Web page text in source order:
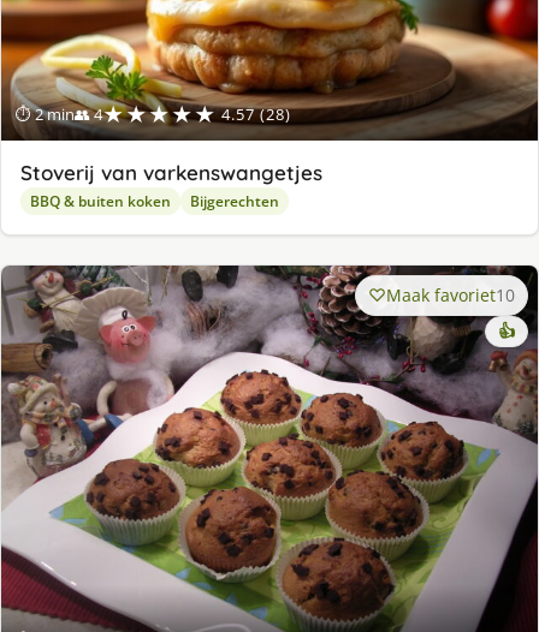
⏱ 2 min👥 4★★★★★ 4.57 (28)
Stoverij van varkenswangetjes
BBQ & buiten koken Bijgerechten
Maak favoriet10
👍